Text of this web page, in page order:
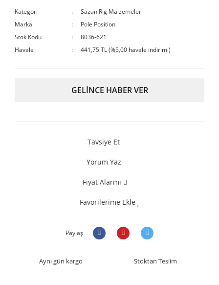
Kategori
Sazan Rig Malzemeleri
Marka
Pole Position
Stok Kodu
8036-621
Havale
441,75 TL (%5,00 havale indirimi)
GELİNCE HABER VER
Tavsiye Et
Yorum Yaz
Fiyat Alarmı
Favorilerime Ekle
Paylaş
Aynı gün kargo Stoktan Teslim